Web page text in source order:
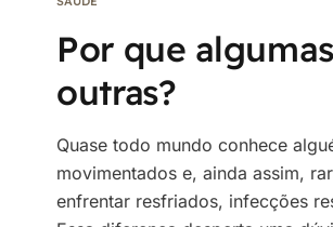
Por que
outras?
Quase todo mundo conhece
movimentados e, ainda assim,
enfrentar resfriados, infecções